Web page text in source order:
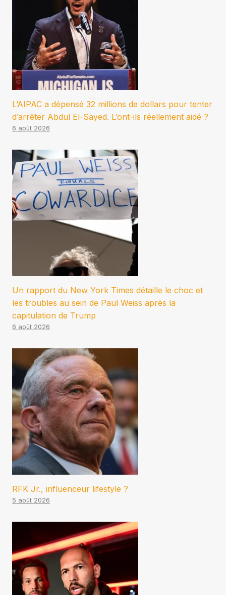
L’AIPAC a dépensé 32 millions de dollars pour tenter
d’arrêter Abdul El-Sayed. L’ont-ils réellement aidé ?
6 août 2026
Un rapport du New York Times détaille le choc et
les troubles au sein de Paul Weiss après la
capitulation de Trump
6 août 2026
RFK Jr., influenceur lifestyle ?
5 août 2026